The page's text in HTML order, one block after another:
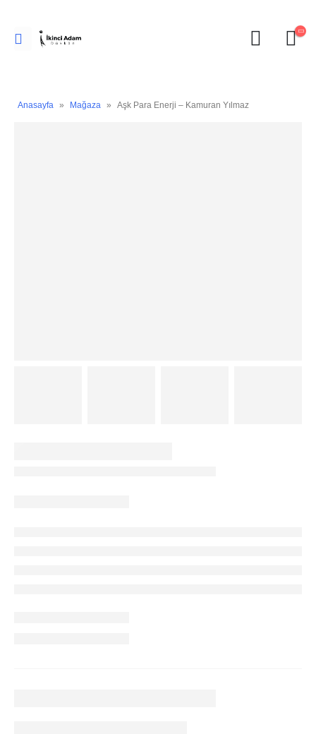
Anasayfa » Mağaza » Aşk Para Enerji – Kamuran Yılmaz